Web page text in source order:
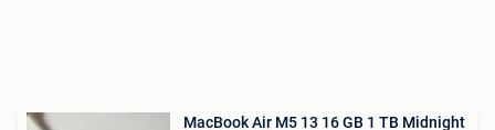
MacBook Air M5 13 16 GB 1 TB Midnight